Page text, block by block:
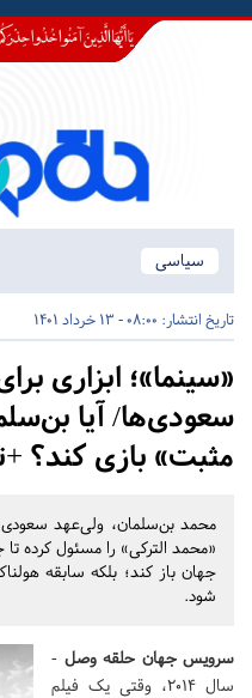
سیاسی
تاریخ انتشار: 08:00 - 13 خرداد 1401
«سینما»؛ ابزاری
سعودی‌ها/ آیا
مثبت» بازی کند؟
محمد بن‌سلمان، ولی‌عهد
«محمد الترکی» را مسئول کرده
جهان باز کند؛ بلکه سابقه
شود.
سرویس جهان حلقه وصل -
سال ۲۰۱۴، وقتی یک فیلم